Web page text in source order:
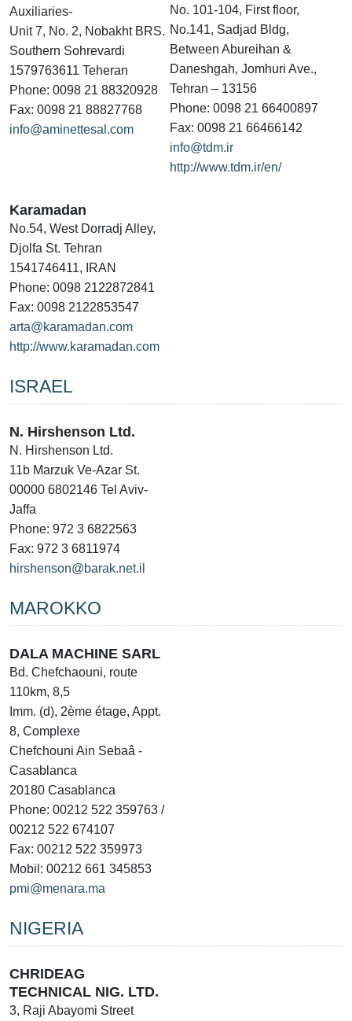
Auxiliaries-
Unit 7, No. 2, Nobakht BRS.
Southern Sohrevardi
1579763611 Teheran
Phone: 0098 21 88320928
Fax: 0098 21 88827768
info@aminettesal.com
No. 101-104, First floor,
No.141, Sadjad Bldg,
Between Abureihan &
Daneshgah, Jomhuri Ave.,
Tehran – 13156
Phone: 0098 21 66400897
Fax: 0098 21 66466142
info@tdm.ir
http://www.tdm.ir/en/
Karamadan
No.54, West Dorradj Alley,
Djolfa St. Tehran
1541746411, IRAN
Phone: 0098 2122872841
Fax: 0098 2122853547
arta@karamadan.com
http://www.karamadan.com
ISRAEL
N. Hirshenson Ltd.
N. Hirshenson Ltd.
11b Marzuk Ve-Azar St.
00000 6802146 Tel Aviv-
Jaffa
Phone: 972 3 6822563
Fax: 972 3 6811974
hirshenson@barak.net.il
MAROKKO
DALA MACHINE SARL
Bd. Chefchaouni, route
110km, 8,5
Imm. (d), 2ème étage, Appt.
8, Complexe
Chefchouni Ain Sebaâ -
Casablanca
20180 Casablanca
Phone: 00212 522 359763 /
00212 522 674107
Fax: 00212 522 359973
Mobil: 00212 661 345853
pmi@menara.ma
NIGERIA
CHRIDEAG
TECHNICAL NIG. LTD.
3, Raji Abayomi Street